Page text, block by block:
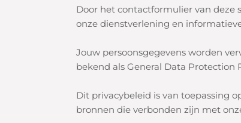
Door het contactformulier van deze
onze dienstverlening en
Jouw persoonsgegevens worden
bekend als General Data Protection
Dit privacybeleid is van toepassing
bronnen die verbonden zijn met